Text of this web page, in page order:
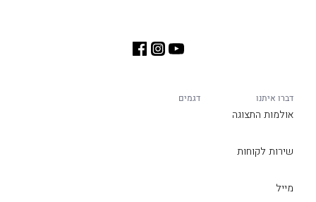
דברו איתנו
אולמות התצוגה
שירות לקוחות
מייל
דגמים